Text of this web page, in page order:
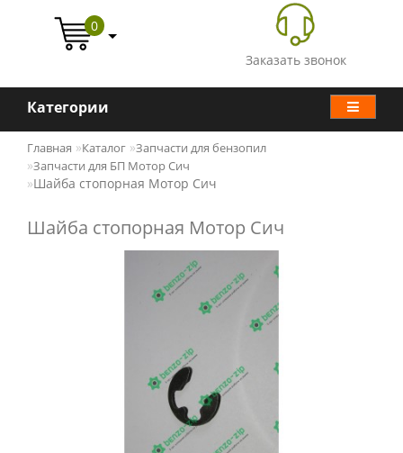
Заказать звонок
0
Категории
Главная Каталог
Запчасти для бензопил
Запчасти для БП Мотор Сич
Шайба стопорная Мотор Сич
Шайба стопорная Мотор Сич